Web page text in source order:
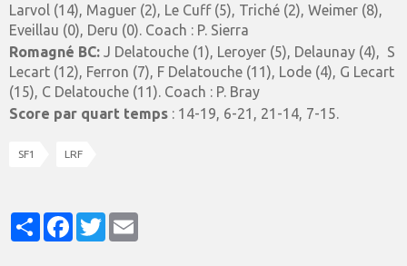
Larvol (14), Maguer (2), Le Cuff (5), Triché (2), Weimer (8),
Eveillau (0), Deru (0). Coach : P. Sierra
Romagné BC: J Delatouche (1), Leroyer (5), Delaunay (4), S
Lecart (12), Ferron (7), F Delatouche (11), Lode (4), G Lecart
(15), C Delatouche (11). Coach : P. Bray
Score par quart temps : 14-19, 6-21, 21-14, 7-15.
SF1 LRF
PartagerFacebook
Twitter